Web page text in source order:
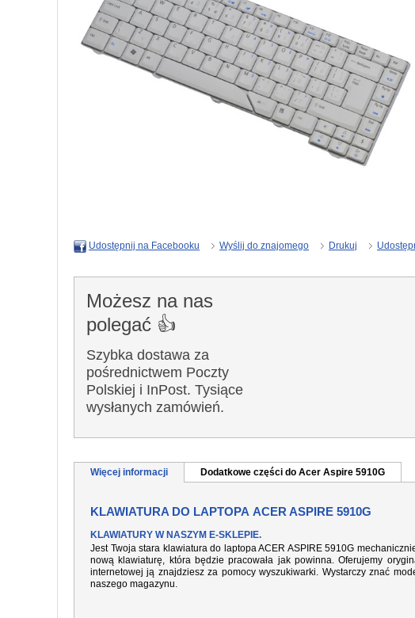
Udostępnij na Facebooku Wyślij do znajomego Drukuj
Możesz na nas
polegać 👍
Szybka dostawa za
pośrednictwem Poczty
Polskiej i InPost. Tysiące
wysłanych zamówień.
Więcej informacji Dodatkowe części do Acer Aspire 5910G
KLAWIATURA DO LAPTOPA ACER ASPIRE 5910G
KLAWIATURY W NASZYM E-SKLEPIE.
Jest Twoja stara klawiatura do laptopa ACER ASPIRE 5910G
nową klawiaturę, która będzie pracowała jak powinna. Oferujemy
internetowej ją znajdziesz za pomocy wyszukiwarki. Wystarczy znać
naszego magazynu.